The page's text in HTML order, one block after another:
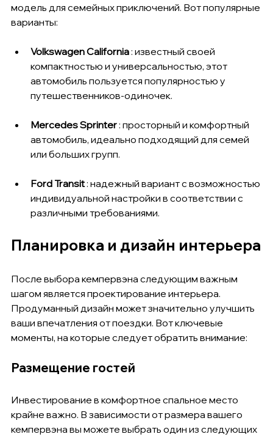
модель для семейных приключений. Вот популярные
варианты:
Volkswagen California : известный своей
компактностью и универсальностью, этот
автомобиль пользуется популярностью у
путешественников-одиночек.
Mercedes Sprinter : просторный и комфортный
автомобиль, идеально подходящий для семей
или больших групп.
Ford Transit : надежный вариант с возможностью
индивидуальной настройки в соответствии с
различными требованиями.
Планировка и дизайн интерьера
После выбора кемпервэна следующим важным
шагом является проектирование интерьера.
Продуманный дизайн может значительно улучшить
ваши впечатления от поездки. Вот ключевые
моменты, на которые следует обратить внимание:
Размещение гостей
Инвестирование в комфортное спальное место
крайне важно. В зависимости от размера вашего
кемпервэна вы можете выбрать один из следующих